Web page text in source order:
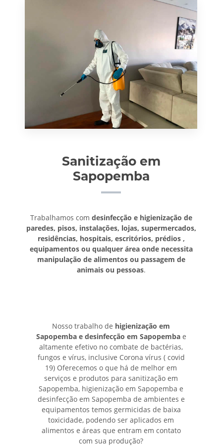
Sanitização em
Sapopemba
Trabalhamos com desinfecção e higienização de
paredes, pisos, instalações, lojas, supermercados,
residências, hospitais, escritórios, prédios ,
equipamentos ou qualquer área onde necessita
manipulação de alimentos ou passagem de
animais ou pessoas.
Nosso trabalho de higienização em
Sapopemba e desinfecção em Sapopembae
altamente efetivo no combate de bactérias,
fungos e vírus, inclusive Corona vírus ( covid
19) Oferecemos o que há de melhor em
serviços e produtos para sanitização em
Sapopemba, higienização em Sapopemba e
desinfecção em Sapopemba de ambientes e
equipamentos temos germicidas de baixa
toxicidade, podendo ser aplicados em
alimentos e áreas que entram em contato
com sua produção?